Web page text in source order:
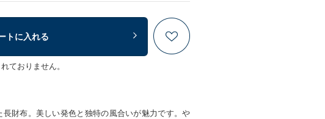
トに入れる
ておりません。
財布。美しい発色と独特の風合いが魅力です。や